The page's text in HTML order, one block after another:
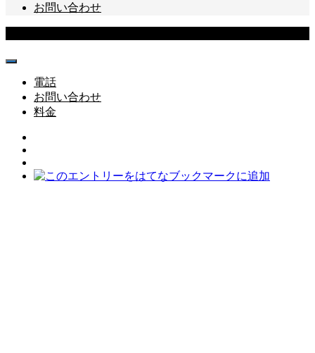
お問い合わせ
電話
お問い合わせ
料金